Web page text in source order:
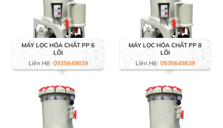
MÁY LỌC HÓA CHẤT PP 6
LÕI
Liên Hệ: 0935649839
MÁY LỌC HÓA CHẤT PP 8
LÕI
Liên Hệ: 0935649839